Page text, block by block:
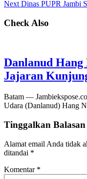
Next Dinas PUPR Jambi
Check Also
Danlanud Hang
Jajaran
Batam —
Udara (Danlanud) Hang
Tinggalkan Balasan
Alamat email Anda tidak
ditandai *
Komentar *